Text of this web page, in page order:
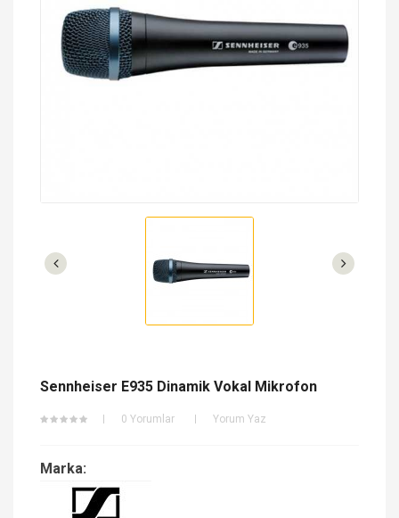
Sennheiser E935 Dinamik Vokal Mikrofon
0 Yorumlar Yorum Yaz
Marka: